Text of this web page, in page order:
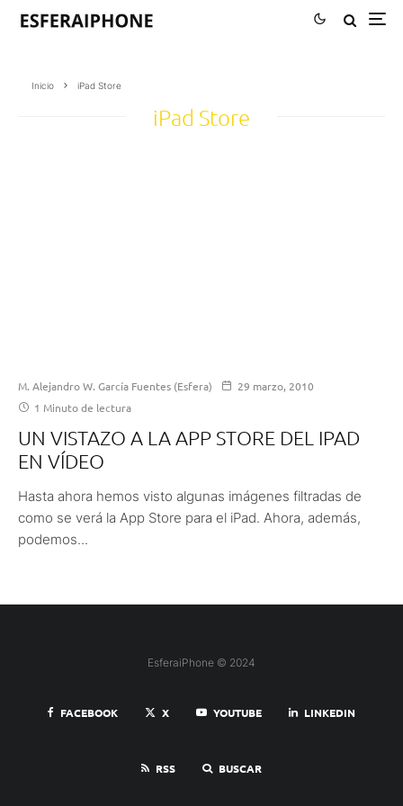
Inicio iPad Store
iPad Store
M. Alejandro W. García Fuentes (Esfera)
29 marzo, 2010
1 Minuto de lectura
UN VISTAZO A LA APP STORE DEL IPAD
EN VÍDEO
Hasta ahora hemos visto algunas imágenes filtradas de
como se verá la App Store para el iPad. Ahora, además,
podemos...
EsferaiPhone © 2024
FACEBOOK X YOUTUBE LINKEDIN
RSS BUSCAR